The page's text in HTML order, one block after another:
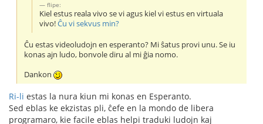
flipe:
Kiel estus reala vivo se vi agus kiel vi estus en virtuala
vivo!Ĉu vi sekvus min?
Ĉu estas videoludojn en esperanto? Mi ŝatus provi unu. Se iu
konas ajn ludo, bonvole diru al mi ĝia nomo.
Dankon
Ri-li estas la nura kiun mi konas en Esperanto.
Sed eblas ke ekzistas pli, ĉefe en la mondo de libera
programaro, kie facile eblas helpi traduki ludojn kaj